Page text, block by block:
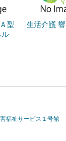
型
ル
生活介護 響
福祉サービス１号館